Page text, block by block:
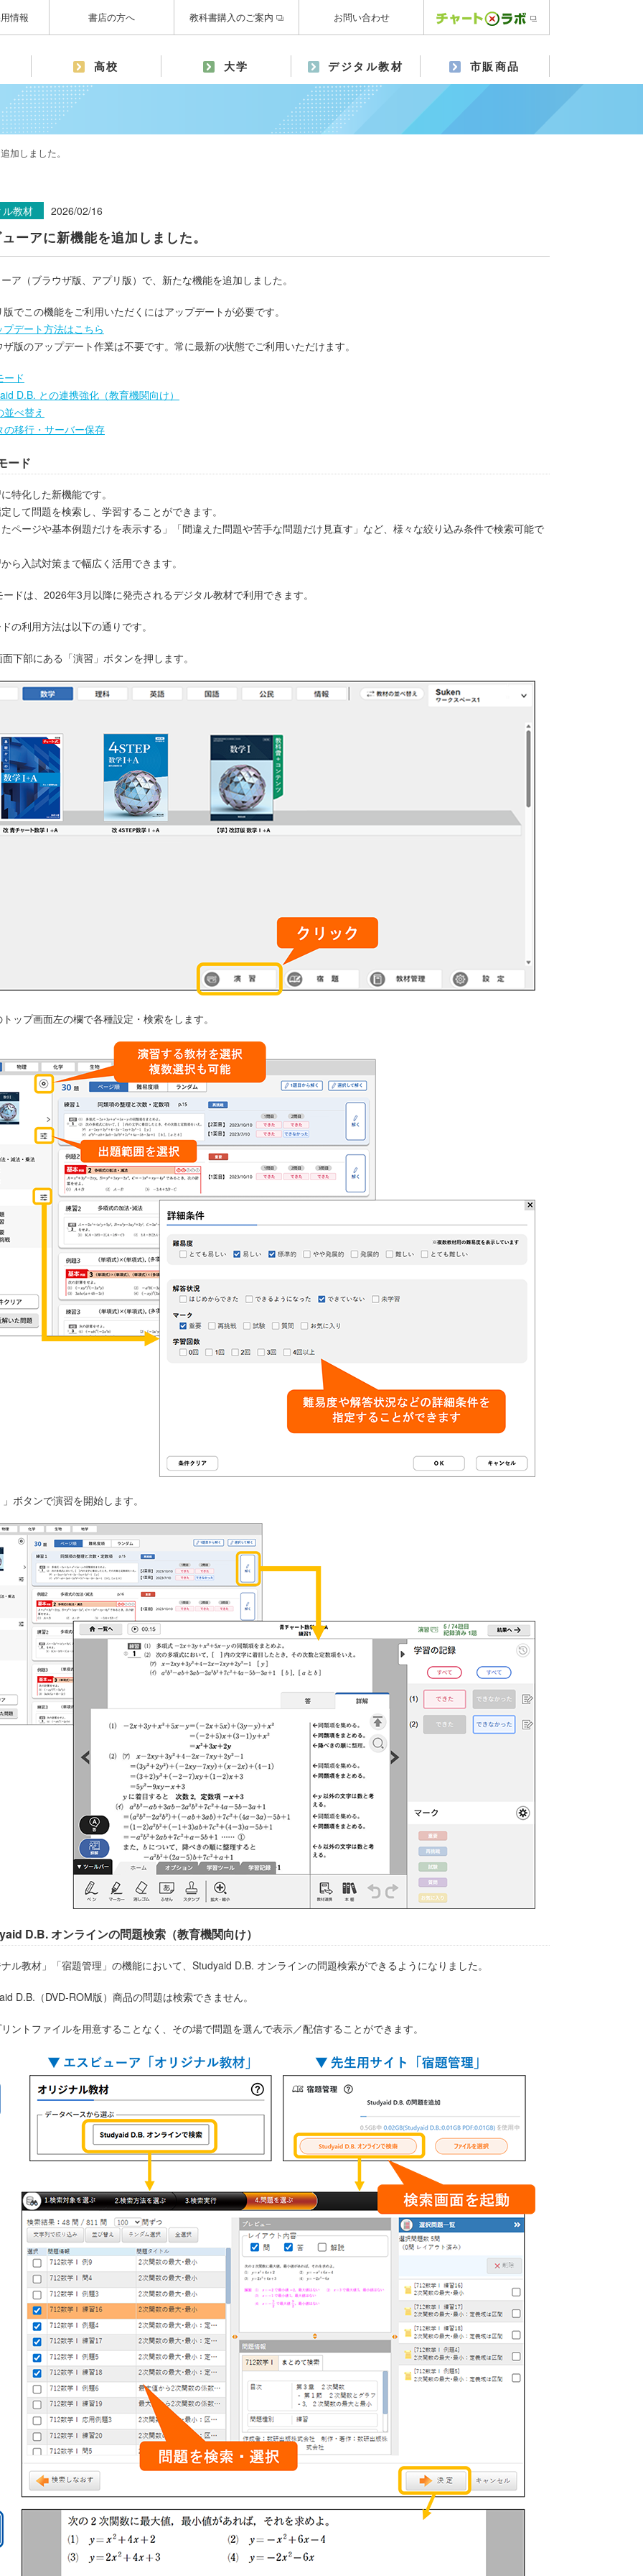
情報 書店の方へ 教科書購入のご案内 お問い合わせ
高校 大学 デジタル教材 市販商品
加しました。
教材 2026/02/16
ーアに新機能を追加しました。
ア（ブラウザ版、アプリ版）で、新たな機能を追加しました。
でこの機能をご利用いただくにはアップデートが必要です。
デート方法はこちら
版のアップデート作業は不要です。常に最新の状態でご利用いただけます。
ド
D.B. との連携強化（教育機関向け）
べ替え
移行・サーバー保存
ード
特化した新機能です。
して問題を検索し、学習することができます。
ページや基本例題だけを表示する」「間違えた問題や苦手な問題だけ見直す」など、様々な絞り込み条件で検索可能で
ら入試対策まで幅広く活用できます。
ドは、2026年3月以降に発売されるデジタル教材で利用できます。
の利用方法は以下の通りです。
下部にある「演習」ボタンを押します。
ップ画面左の欄で各種設定・検索をします。
ボタンで演習を開始します。
D.B. オンラインの問題検索（教育機関向け）
ル教材」「宿題管理」の機能において、Studyaid D.B. オンラインの問題検索ができるようになりました。
D.B.（DVD-ROM版）商品の問題は検索できません。
ントファイルを用意することなく、その場で問題を選んで表示／配信することができます。